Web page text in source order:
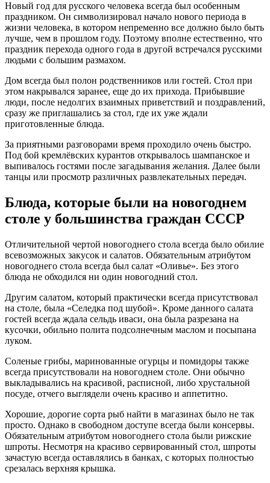
Новый год для русского человека всегда был особенным
праздником. Он символизировал начало нового периода в
жизни человека, в котором непременно все должно было быть
лучше, чем в прошлом году. Поэтому вполне естественно, что
праздник перехода одного года в другой встречался русскими
людьми с большим размахом.
Дом всегда был полон родственников или гостей. Стол при
этом накрывался заранее, еще до их прихода. Прибывшие
люди, после недолгих взаимных приветствий и поздравлений,
сразу же приглашались за стол, где их уже ждали
приготовленные блюда.
За приятными разговорами время проходило очень быстро.
Под бой кремлёвских курантов открывалось шампанское и
выпивалось гостями после загадывания желания. Далее были
танцы или просмотр различных развлекательных передач.
Блюда, которые были на новогоднем
столе у большинства граждан СССР
Отличительной чертой новогоднего стола всегда было обилие
всевозможных закусок и салатов. Обязательным атрибутом
новогоднего стола всегда был салат «Оливье». Без этого
блюда не обходился ни один новогодний стол.
Другим салатом, который практически всегда присутствовал
на столе, была «Селедка под шубой». Кроме данного салата
гостей всегда ждала сельдь иваси, она была разрезана на
кусочки, обильно полита подсолнечным маслом и посыпана
луком.
Соленые грибы, маринованные огурцы и помидоры также
всегда присутствовали на новогоднем столе. Они обычно
выкладывались на красивой, расписной, либо хрустальной
посуде, отчего выглядели очень красиво и аппетитно.
Хорошие, дорогие сорта рыб найти в магазинах было не так
просто. Однако в свободном доступе всегда были консервы.
Обязательным атрибутом новогоднего стола были рижские
шпроты. Несмотря на красиво сервированный стол, шпроты
зачастую всегда оставлялись в банках, с которых полностью
срезалась верхняя крышка.